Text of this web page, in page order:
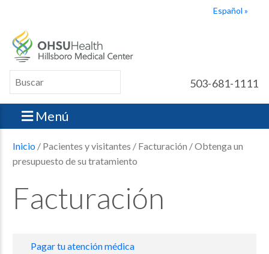
Español
503-681-1111
Menú
Inicio / Pacientes y visitantes / Facturación / Obtenga un
presupuesto de su tratamiento
Facturación
Pagar tu atención médica